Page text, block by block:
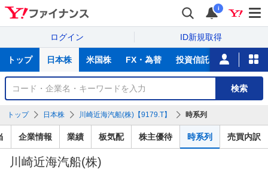
i
ログイン ID新規取得
サ
トップ 日本株 米国株 FX・為替 投資信託 ニュース
銘
検
検索
トップ 日本株 川崎近海汽船(株)【9179.T】 時系列
企業情報 業績 板気配 株主優待 時系列 売買内訳
川崎近海汽船(株)